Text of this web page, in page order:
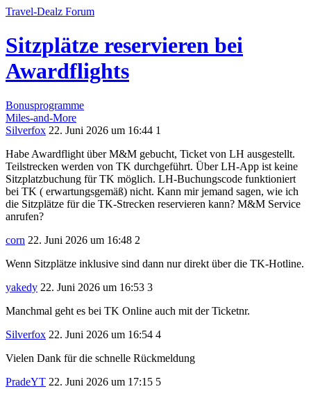
Travel-Dealz Forum
Sitzplätze reservieren bei
Awardflights
Bonusprogramme
Miles-and-More
Silverfox 22. Juni 2026 um 16:44 1
Habe Awardflight über M&M gebucht, Ticket von LH ausgestellt.
Teilstrecken werden von TK durchgeführt. Über LH-App ist keine
Sitzplatzbuchung für TK möglich. LH-Buchungscode funktioniert
bei TK ( erwartungsgemäß) nicht. Kann mir jemand sagen, wie ich
die Sitzplätze für die TK-Strecken reservieren kann? M&M Service
anrufen?
corn 22. Juni 2026 um 16:48 2
Wenn Sitzplätze inklusive sind dann nur direkt über die TK-Hotline.
yakedy 22. Juni 2026 um 16:53 3
Manchmal geht es bei TK Online auch mit der Ticketnr.
Silverfox 22. Juni 2026 um 16:54 4
Vielen Dank für die schnelle Rückmeldung
PradeYT 22. Juni 2026 um 17:15 5